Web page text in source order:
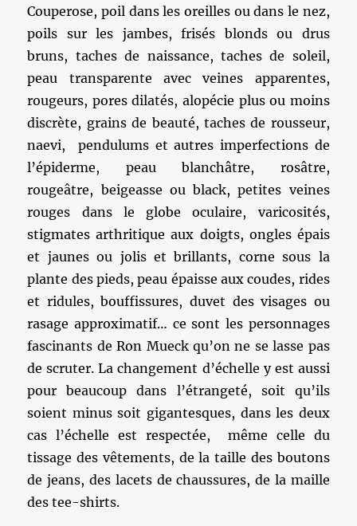
Couperose, poil dans les oreilles ou dans le nez,
poils sur les jambes, frisés blonds ou drus
bruns, taches de naissance, taches de soleil,
peau transparente avec veines apparentes,
rougeurs, pores dilatés, alopécie plus ou moins
discrète, grains de beauté, taches de rousseur,
naevi, pendulums et autres imperfections de
l’épiderme, peau blanchâtre, rosâtre,
rougeâtre, beigeasse ou black, petites veines
rouges dans le globe oculaire, varicosités,
stigmates arthritique aux doigts, ongles épais
et jaunes ou jolis et brillants, corne sous la
plante des pieds, peau épaisse aux coudes, rides
et ridules, bouffissures, duvet des visages ou
rasage approximatif… ce sont les personnages
fascinants de Ron Mueck qu’on ne se lasse pas
de scruter. La changement d’échelle y est aussi
pour beaucoup dans l’étrangeté, soit qu’ils
soient minus soit gigantesques, dans les deux
cas l’échelle est respectée, même celle du
tissage des vêtements, de la taille des boutons
de jeans, des lacets de chaussures, de la maille
des tee-shirts.